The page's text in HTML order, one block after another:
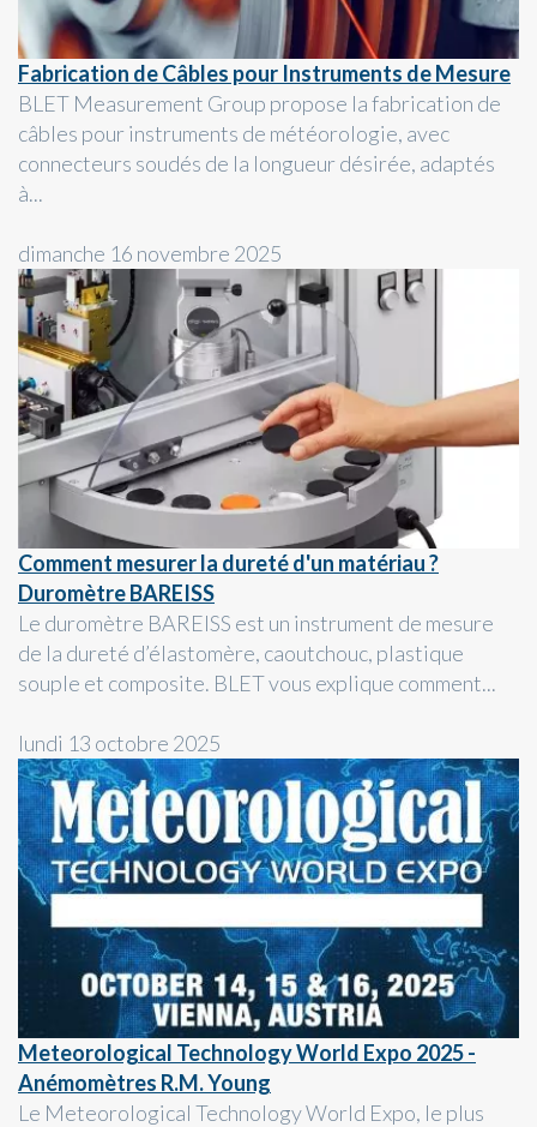
Fabrication de Câbles pour Instruments de Mesure
BLET Measurement Group propose la fabrication de
câbles pour instruments de météorologie, avec
connecteurs soudés de la longueur désirée, adaptés
à...
dimanche 16 novembre 2025
Comment mesurer la dureté d'un matériau ?
Duromètre BAREISS
Le duromètre BAREISS est un instrument de mesure
de la dureté d’élastomère, caoutchouc, plastique
souple et composite. BLET vous explique comment...
lundi 13 octobre 2025
Meteorological Technology World Expo 2025 -
Anémomètres R.M. Young
Le Meteorological Technology World Expo, le plus